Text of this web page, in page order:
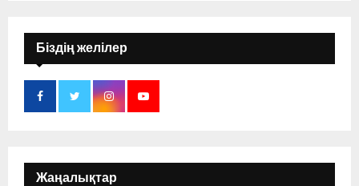
Біздің желілер
Жаңалықтар